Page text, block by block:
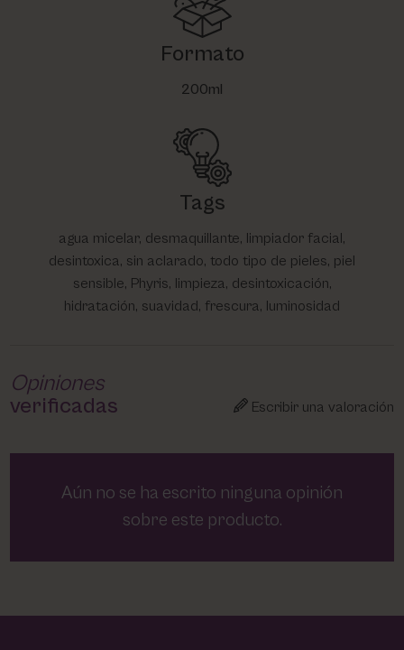
Formato
200ml
Tags
agua micelar, desmaquillante, limpiador facial,
desintoxica, sin aclarado, todo tipo de pieles, piel
sensible, Phyris, limpieza, desintoxicación,
hidratación, suavidad, frescura, luminosidad
Opiniones
verificadas
Escribir una valoración
Aún no se ha escrito ninguna opinión
sobre este producto.